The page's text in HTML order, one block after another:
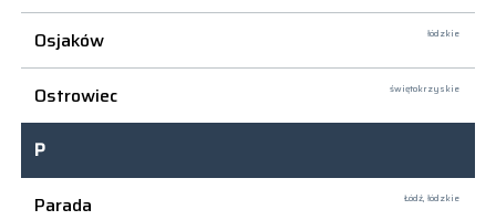
Osjaków łódzkie
Ostrowiec świętokrzyskie
P
Parada
Łódź, łódzkie